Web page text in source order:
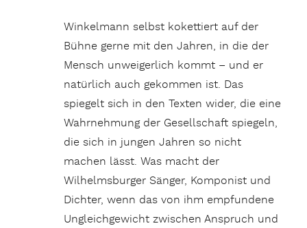
Winkelmann selbst kokettiert auf der
Bühne gerne mit den Jahren, in die der
Mensch unweigerlich kommt – und er
natürlich auch gekommen ist. Das
spiegelt sich in den Texten wider, die eine
Wahrnehmung der Gesellschaft spiegeln,
die sich in jungen Jahren so nicht
machen lässt. Was macht der
Wilhelmsburger Sänger, Komponist und
Dichter, wenn das von ihm empfundene
Ungleichgewicht zwischen Anspruch und